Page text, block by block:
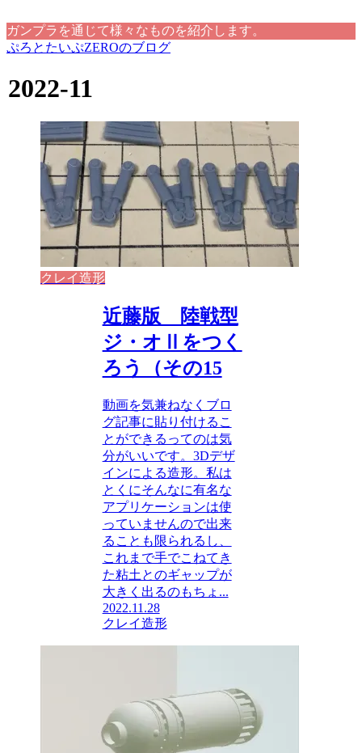
ガンプラを通じて様々なものを紹介します。
ぷろとたいぷZEROのブログ
2022-11
クレイ造形
近藤版 陸戦型
ジ・オⅡをつく
ろう（その15
動画を気兼ねなくブロ
グ記事に貼り付けるこ
とができるってのは気
分がいいです。3Dデザ
インによる造形。私は
とくにそんなに有名な
アプリケーションは使
っていませんので出来
ることも限られるし、
これまで手でこねてき
た粘土とのギャップが
大きく出るのもちょ...
2022.11.28
クレイ造形